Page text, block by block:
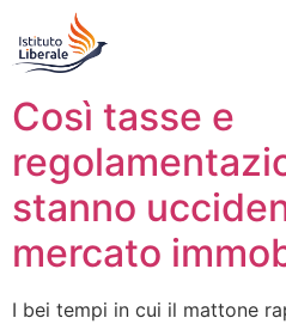
Così tasse e
stanno
mercato
I bei tempi in cui il mattone